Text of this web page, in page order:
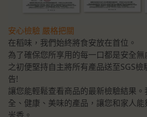
安心檢驗 嚴格把關
在稻味，我們始終將食安放在首位。
為了確保您所享用的每一口都是安全
之初便堅持自主將所有產品送至SGS
告!
讓您能輕鬆查看商品的最新檢驗結果
全、健康、美味的產品，讓您和家人